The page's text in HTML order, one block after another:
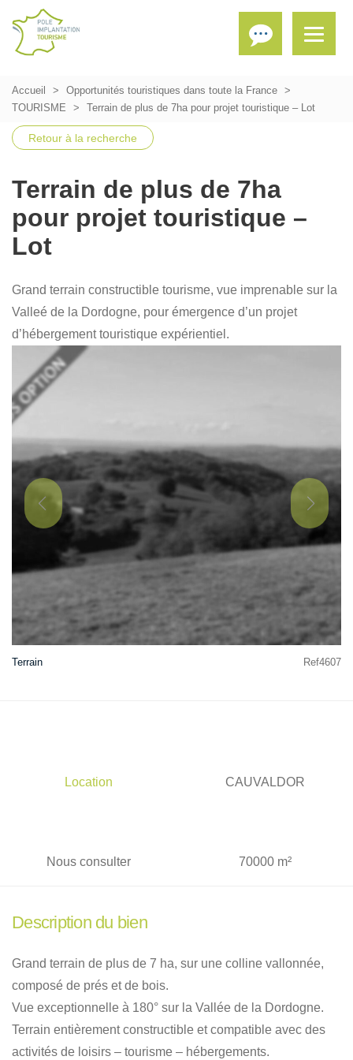
Accueil
Opportunités touristiques dans toute la France
TOURISME
Terrain de plus de 7ha pour projet touristique – Lot
Retour à la recherche
Terrain de plus de 7ha
pour projet touristique –
Lot
Grand terrain constructible tourisme, vue imprenable sur la
Valleé de la Dordogne, pour émergence d’un projet
d’hébergement touristique expérientiel.
Terrain Ref4607
Location CAUVALDOR
Nous consulter 70000 m²
Description du bien
Grand terrain de plus de 7 ha, sur une colline vallonnée,
composé de prés et de bois.
Vue exceptionnelle à 180° sur la Vallée de la Dordogne.
Terrain entièrement constructible et compatible avec des
activités de loisirs – tourisme – hébergements.